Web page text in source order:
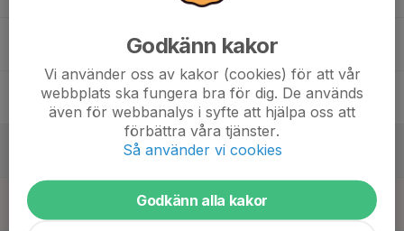
20
Sön
Godkänn kakor
Vi använder oss av kakor (cookies) för att vår
webbplats ska fungera bra för dig. De används
även för webbanalys i syfte att hjälpa oss att
förbättra våra tjänster.
Så använder vi cookies
Godkänn alla kakor